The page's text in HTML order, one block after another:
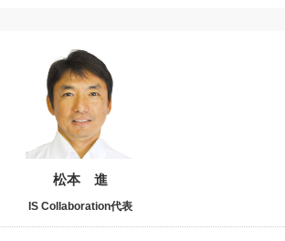
松本 進
IS Collaboration代表